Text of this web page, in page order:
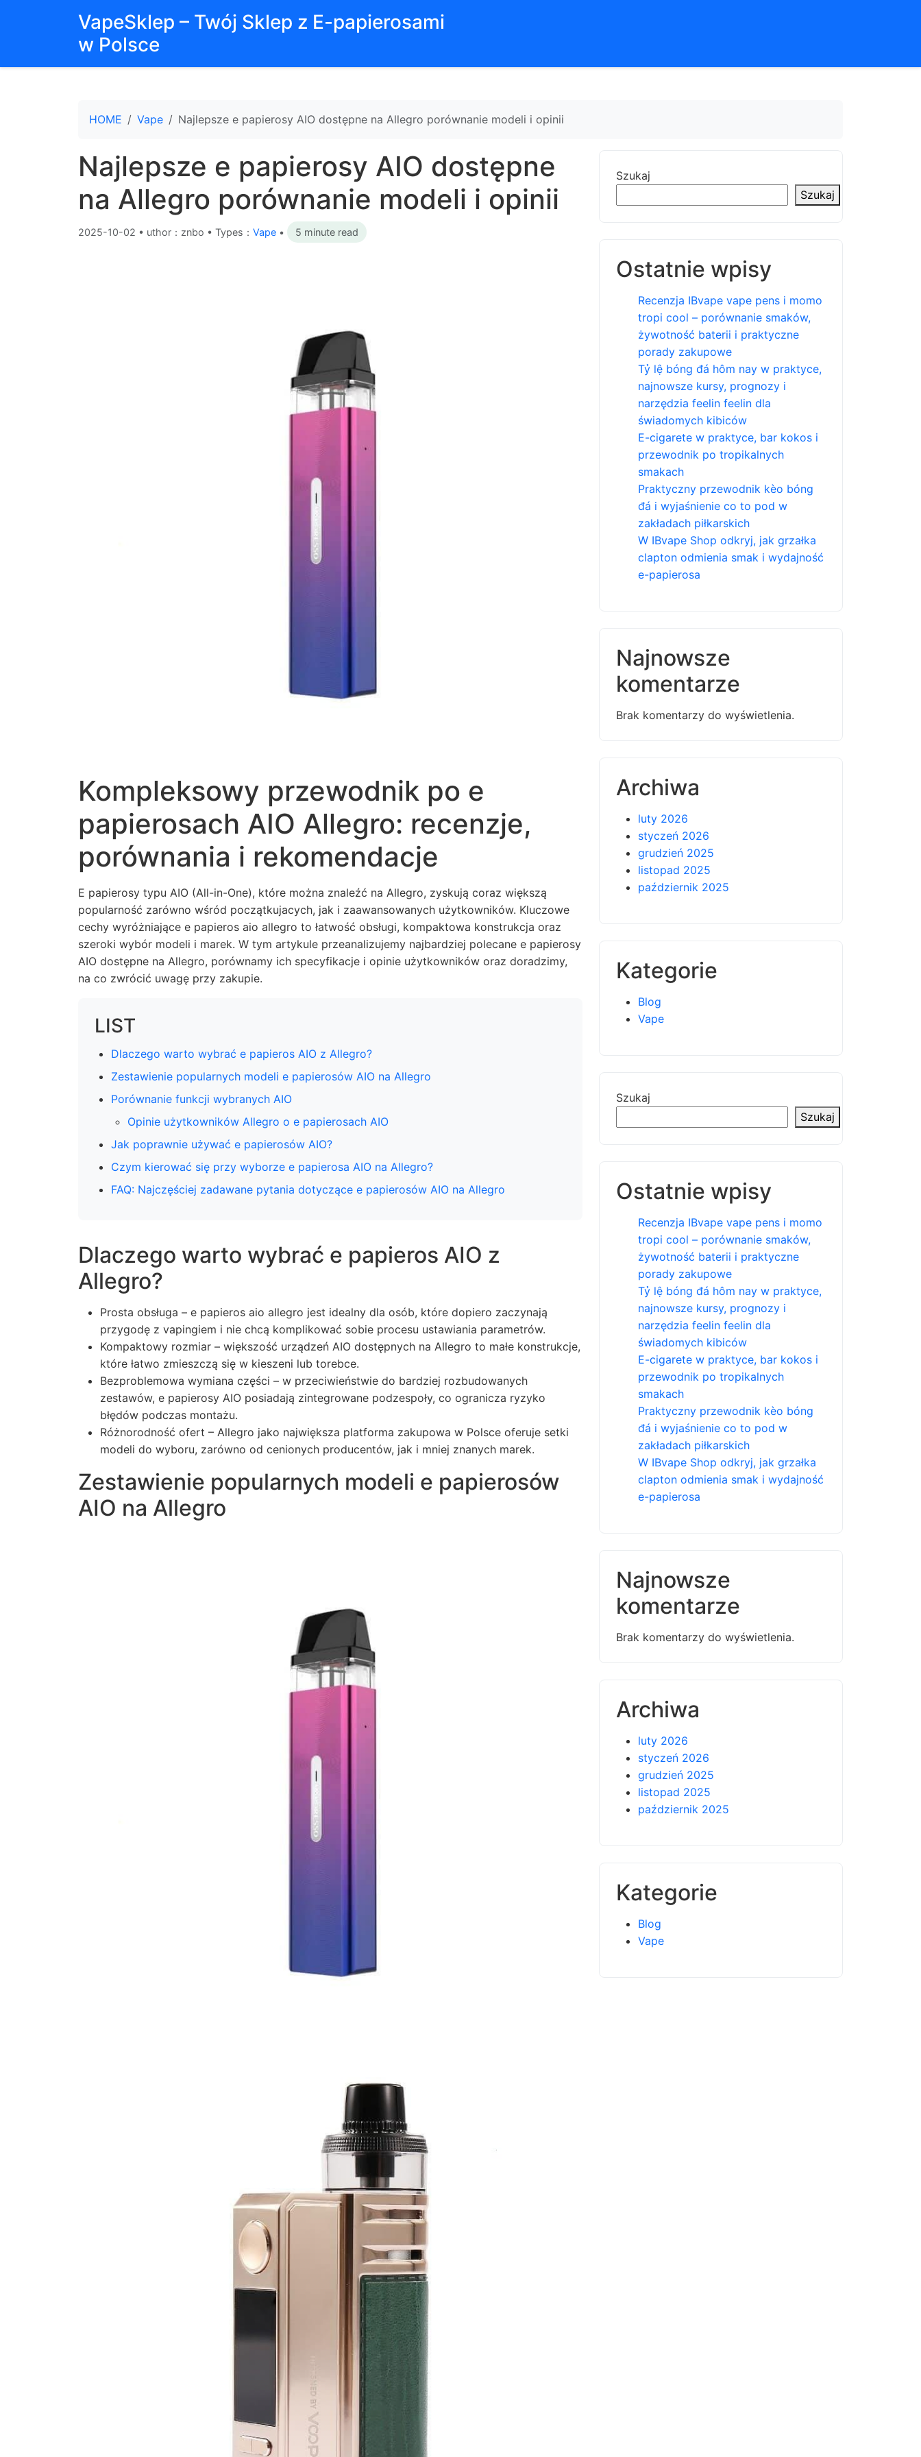
VapeSklep – Twój Sklep z E-papierosami
w Polsce
HOME Vape Najlepsze e papierosy AIO dostępne na Allegro porównanie modeli i opinii
Najlepsze e papierosy AIO dostępne
na Allegro porównanie modeli i opinii
2025-10-02 • uthor：znbo • Types： Vape • 5 minute read
Kompleksowy przewodnik po e
papierosach AIO Allegro: recenzje,
porównania i rekomendacje
E papierosy typu AIO (All-in-One), które można znaleźć na Allegro, zyskują coraz większą
popularność zarówno wśród początkujacych, jak i zaawansowanych użytkowników. Kluczowe
cechy wyróżniające e papieros aio allegro to łatwość obsługi, kompaktowa konstrukcja oraz
szeroki wybór modeli i marek. W tym artykule przeanalizujemy najbardziej polecane e papierosy
AIO dostępne na Allegro, porównamy ich specyfikacje i opinie użytkowników oraz doradzimy,
na co zwrócić uwagę przy zakupie.
LIST
Dlaczego warto wybrać e papieros AIO z Allegro?
Zestawienie popularnych modeli e papierosów AIO na Allegro
Porównanie funkcji wybranych AIO
Opinie użytkowników Allegro o e papierosach AIO
Jak poprawnie używać e papierosów AIO?
Czym kierować się przy wyborze e papierosa AIO na Allegro?
FAQ: Najczęściej zadawane pytania dotyczące e papierosów AIO na Allegro
Dlaczego warto wybrać e papieros AIO z
Allegro?
Prosta obsługa – e papieros aio allegro jest idealny dla osób, które dopiero zaczynają
przygodę z vapingiem i nie chcą komplikować sobie procesu ustawiania parametrów.
Kompaktowy rozmiar – większość urządzeń AIO dostępnych na Allegro to małe konstrukcje,
które łatwo zmieszczą się w kieszeni lub torebce.
Bezproblemowa wymiana części – w przeciwieństwie do bardziej rozbudowanych
zestawów, e papierosy AIO posiadają zintegrowane podzespoły, co ogranicza ryzyko
błędów podczas montażu.
Różnorodność ofert – Allegro jako największa platforma zakupowa w Polsce oferuje setki
modeli do wyboru, zarówno od cenionych producentów, jak i mniej znanych marek.
Zestawienie popularnych modeli e papierosów
AIO na Allegro
Szukaj
Szukaj
Ostatnie wpisy
Recenzja IBvape vape pens i momo
tropi cool – porównanie smaków,
żywotność baterii i praktyczne
porady zakupowe
Tỷ lệ bóng đá hôm nay w praktyce,
najnowsze kursy, prognozy i
narzędzia feelin feelin dla
świadomych kibiców
E-cigarete w praktyce, bar kokos i
przewodnik po tropikalnych
smakach
Praktyczny przewodnik kèo bóng
đá i wyjaśnienie co to pod w
zakładach piłkarskich
W IBvape Shop odkryj, jak grzałka
clapton odmienia smak i wydajność
e-papierosa
Najnowsze
komentarze
Brak komentarzy do wyświetlenia.
Archiwa
luty 2026
styczeń 2026
grudzień 2025
listopad 2025
październik 2025
Kategorie
Blog
Vape
Szukaj
Szukaj
Ostatnie wpisy
Recenzja IBvape vape pens i momo
tropi cool – porównanie smaków,
żywotność baterii i praktyczne
porady zakupowe
Tỷ lệ bóng đá hôm nay w praktyce,
najnowsze kursy, prognozy i
narzędzia feelin feelin dla
świadomych kibiców
E-cigarete w praktyce, bar kokos i
przewodnik po tropikalnych
smakach
Praktyczny przewodnik kèo bóng
đá i wyjaśnienie co to pod w
zakładach piłkarskich
W IBvape Shop odkryj, jak grzałka
clapton odmienia smak i wydajność
e-papierosa
Najnowsze
komentarze
Brak komentarzy do wyświetlenia.
Archiwa
luty 2026
styczeń 2026
grudzień 2025
listopad 2025
październik 2025
Kategorie
Blog
Vape